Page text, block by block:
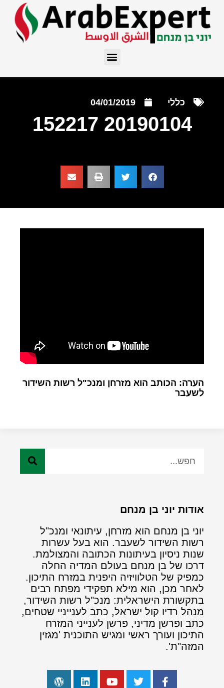
כללי 04/01/2019
20190104 152217
הערה: הכותב הוא מזרחן ומנכ"ל רשות השידור
לשעבר
אודות יוני בן מנחם
יוני בן מנחם הוא מזרחן, עיתונאי ומנכ"ל
רשות השידור לשעבר. הוא בעל עשרות
שנות ניסיון בעיתונות הכתובה והמצולמת.
דרכו של בן מנחם בעולם המדיה החלה
כמפיק של הטלוויזיה היפנית במזרח התיכון.
לאחר מכן, הוא מילא תפקידי מפתח רבים
בתקשורת הישראלית: מנכ"ל רשות השידור,
מנהל רדיו קול ישראל, כתב לענייניי שטחים,
כתב ופרשן מדיני, פרשן לענייני המזרח
התיכון ועורך ראשי ומגיש התוכנית 'מגזין
המזה"ת'.